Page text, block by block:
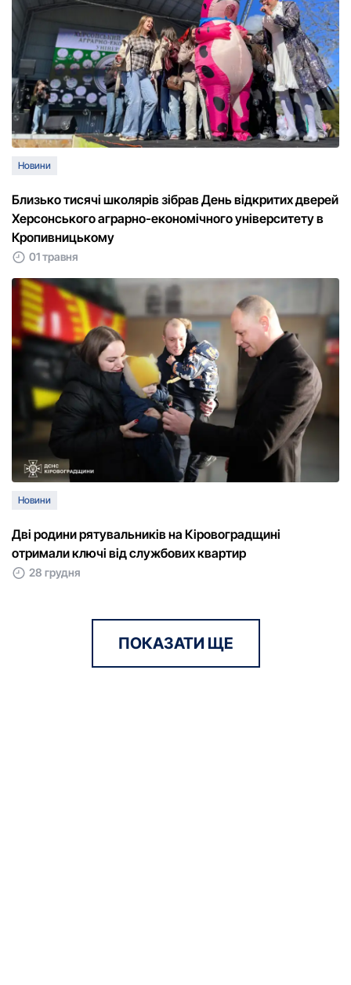
Новини
Близько тисячі школярів зібрав День відкритих дверей
Херсонського аграрно-економічного університету в
Кропивницькому
01 травня
Новини
Дві родини рятувальників на Кіровоградщині
отримали ключі від службових квартир
28 грудня
ПОКАЗАТИ ЩЕ